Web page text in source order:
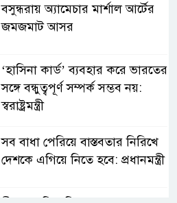
বসুন্ধরায় অ্যামেচার মার্শাল আর্টের
জমজমাট আসর
‘হাসিনা কার্ড’ ব্যবহার করে ভারতের
সঙ্গে বন্ধুত্বপূর্ণ সম্পর্ক সম্ভব নয়:
স্বরাষ্ট্রমন্ত্রী
সব বাধা পেরিয়ে বাস্তবতার নিরিখে
দেশকে এগিয়ে নিতে হবে: প্রধানমন্ত্রী